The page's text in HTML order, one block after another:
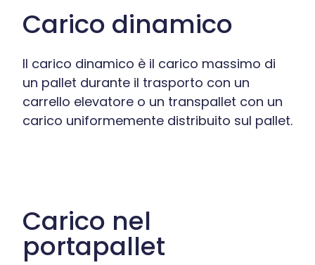
Carico dinamico
Il carico dinamico è il carico massimo di
un pallet durante il trasporto con un
carrello elevatore o un transpallet con un
carico uniformemente distribuito sul pallet.
Carico nel
portapallet